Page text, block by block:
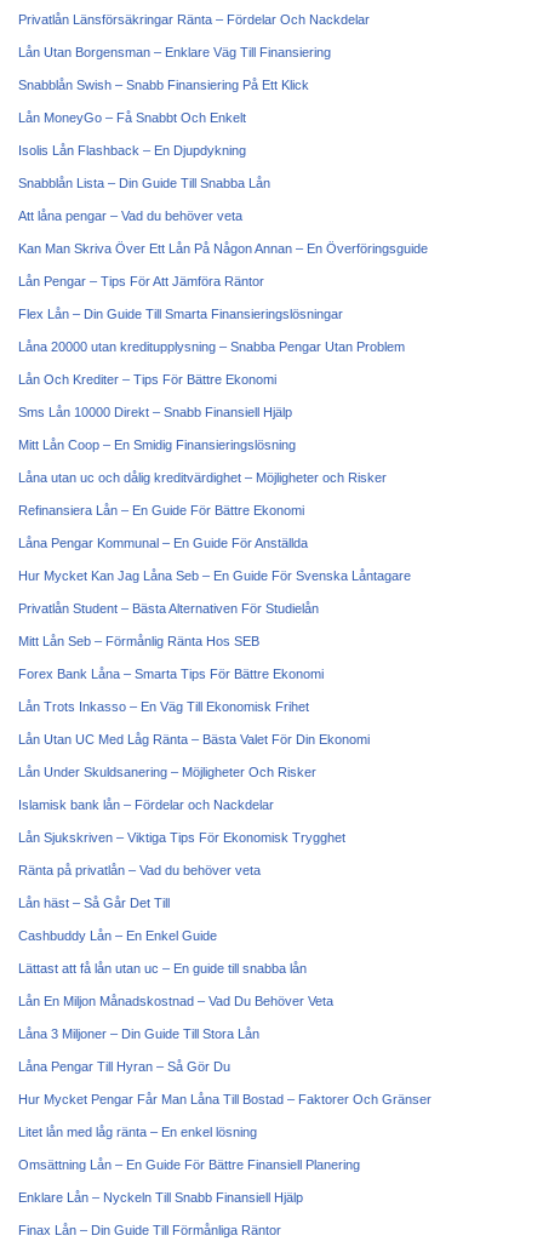
Privatlån Länsförsäkringar Ränta – Fördelar Och Nackdelar
Lån Utan Borgensman – Enklare Väg Till Finansiering
Snabblån Swish – Snabb Finansiering På Ett Klick
Lån MoneyGo – Få Snabbt Och Enkelt
Isolis Lån Flashback – En Djupdykning
Snabblån Lista – Din Guide Till Snabba Lån
Att låna pengar – Vad du behöver veta
Kan Man Skriva Över Ett Lån På Någon Annan – En Överföringsguide
Lån Pengar – Tips För Att Jämföra Räntor
Flex Lån – Din Guide Till Smarta Finansieringslösningar
Låna 20000 utan kreditupplysning – Snabba Pengar Utan Problem
Lån Och Krediter – Tips För Bättre Ekonomi
Sms Lån 10000 Direkt – Snabb Finansiell Hjälp
Mitt Lån Coop – En Smidig Finansieringslösning
Låna utan uc och dålig kreditvärdighet – Möjligheter och Risker
Refinansiera Lån – En Guide För Bättre Ekonomi
Låna Pengar Kommunal – En Guide För Anställda
Hur Mycket Kan Jag Låna Seb – En Guide För Svenska Låntagare
Privatlån Student – Bästa Alternativen För Studielån
Mitt Lån Seb – Förmånlig Ränta Hos SEB
Forex Bank Låna – Smarta Tips För Bättre Ekonomi
Lån Trots Inkasso – En Väg Till Ekonomisk Frihet
Lån Utan UC Med Låg Ränta – Bästa Valet För Din Ekonomi
Lån Under Skuldsanering – Möjligheter Och Risker
Islamisk bank lån – Fördelar och Nackdelar
Lån Sjukskriven – Viktiga Tips För Ekonomisk Trygghet
Ränta på privatlån – Vad du behöver veta
Lån häst – Så Går Det Till
Cashbuddy Lån – En Enkel Guide
Lättast att få lån utan uc – En guide till snabba lån
Lån En Miljon Månadskostnad – Vad Du Behöver Veta
Låna 3 Miljoner – Din Guide Till Stora Lån
Låna Pengar Till Hyran – Så Gör Du
Hur Mycket Pengar Får Man Låna Till Bostad – Faktorer Och Gränser
Litet lån med låg ränta – En enkel lösning
Omsättning Lån – En Guide För Bättre Finansiell Planering
Enklare Lån – Nyckeln Till Snabb Finansiell Hjälp
Finax Lån – Din Guide Till Förmånliga Räntor